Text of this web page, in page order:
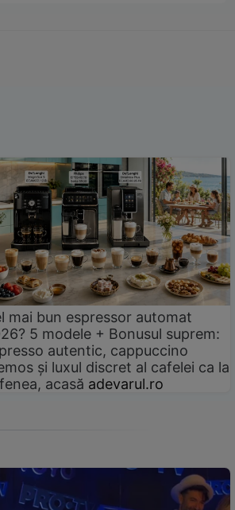
mai bun espressor automat
5 modele + Bonusul suprem:
autentic, cappuccino
și luxul discret al cafelei ca la
acasă adevarul.ro